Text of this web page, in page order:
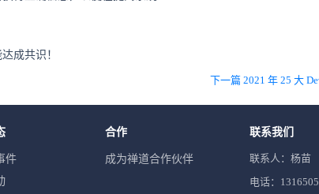
成共识！
下一篇 2021 年 25 大
件
合作
成为禅道合作伙伴
联系我们
联系人：杨苗
电话：